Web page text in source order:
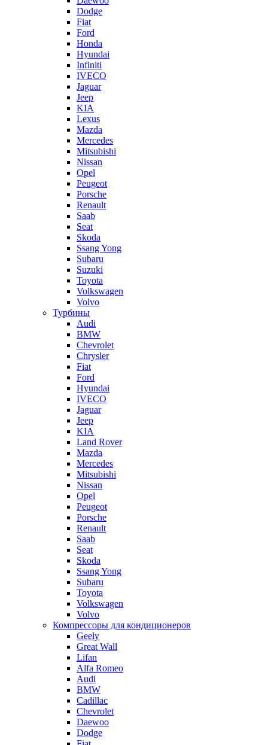
Dodge
Fiat
Ford
Honda
Hyundai
Infiniti
IVECO
Jaguar
Jeep
KIA
Lexus
Mazda
Mercedes
Mitsubishi
Nissan
Opel
Peugeot
Porsche
Renault
Saab
Seat
Skoda
Ssang Yong
Subaru
Suzuki
Toyota
Volkswagen
Volvo
Турбины
Audi
BMW
Chevrolet
Chrysler
Fiat
Ford
Hyundai
IVECO
Jaguar
Jeep
KIA
Land Rover
Mazda
Mercedes
Mitsubishi
Nissan
Opel
Peugeot
Porsche
Renault
Saab
Seat
Skoda
Ssang Yong
Subaru
Toyota
Volkswagen
Volvo
Компрессоры для кондиционеров
Geely
Great Wall
Lifan
Alfa Romeo
Audi
BMW
Cadillac
Chevrolet
Daewoo
Dodge